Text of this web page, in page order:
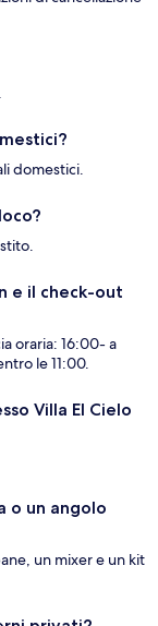
domestici.
e il check-out
oraria: 16:00- a
le 11:00.
Villa El Cielo
o un angolo
un mixer e un kit